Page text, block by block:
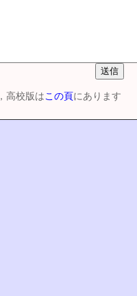
，高校版はこの頁にあります